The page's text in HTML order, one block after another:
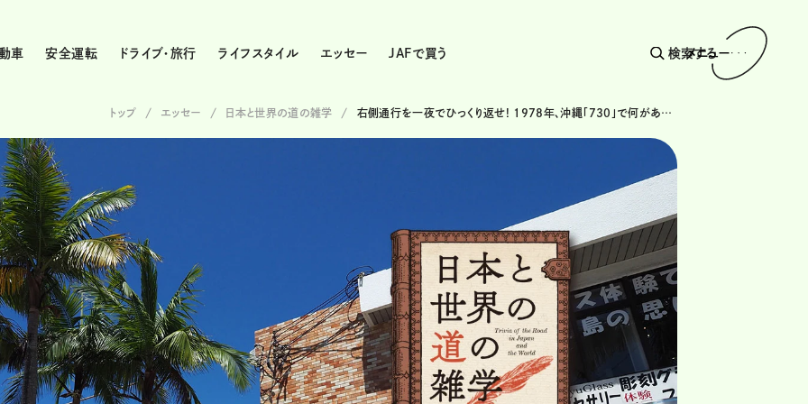
車 安全運転 ドライブ・旅行 ライフスタイル エッセー JAFで買う 検索する
メニュー
トップ エッセー 日本と世界の道の雑学 右側通行を一夜でひっくり返せ! 1978年、沖縄「730」で何があったのか?